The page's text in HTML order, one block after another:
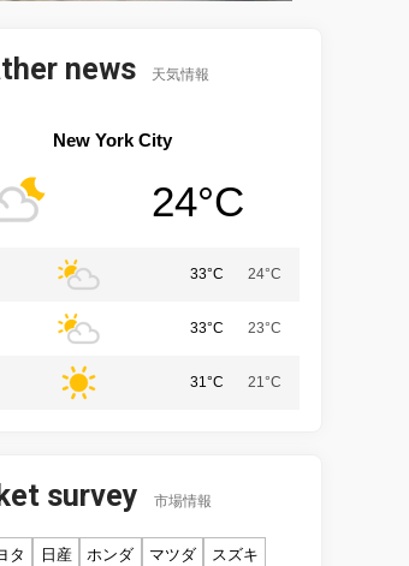
news 天気情報
New York City
24°C
33°C 24°C
33°C 23°C
31°C 21°C
survey 市場情報
タ 日産 ホンダ マツダ
スズキ